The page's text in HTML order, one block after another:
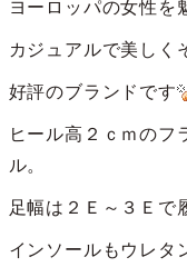
ヨーロッパの女性を
カジュアルで美しく
好評のブランドです
ヒール高２ｃｍの
ル。
足幅は２Ｅ～３Ｅで
インソールもウレタ